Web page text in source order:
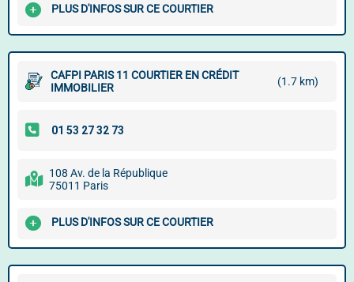
PLUS D'INFOS SUR CE COURTIER
CAFPI PARIS 11 COURTIER EN CRÉDIT
IMMOBILIER
(1.7 km)
108 Av. de la République
75011 Paris
PLUS D'INFOS SUR CE COURTIER